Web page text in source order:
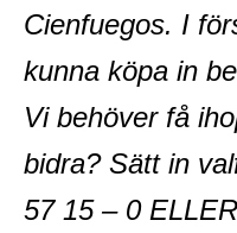
Cienfuegos. I
kunna köpa in
Vi behöver få
bidra? Sätt in
57 15 – 0